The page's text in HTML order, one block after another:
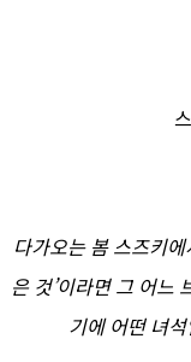
다가오는 봄 스즈키
은 것’이라면 그 어느
기에 어떤 녀